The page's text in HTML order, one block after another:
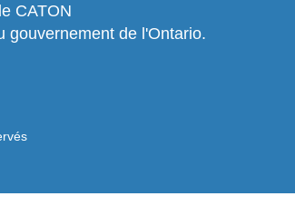
CATON
gouvernement de l'Ontario.